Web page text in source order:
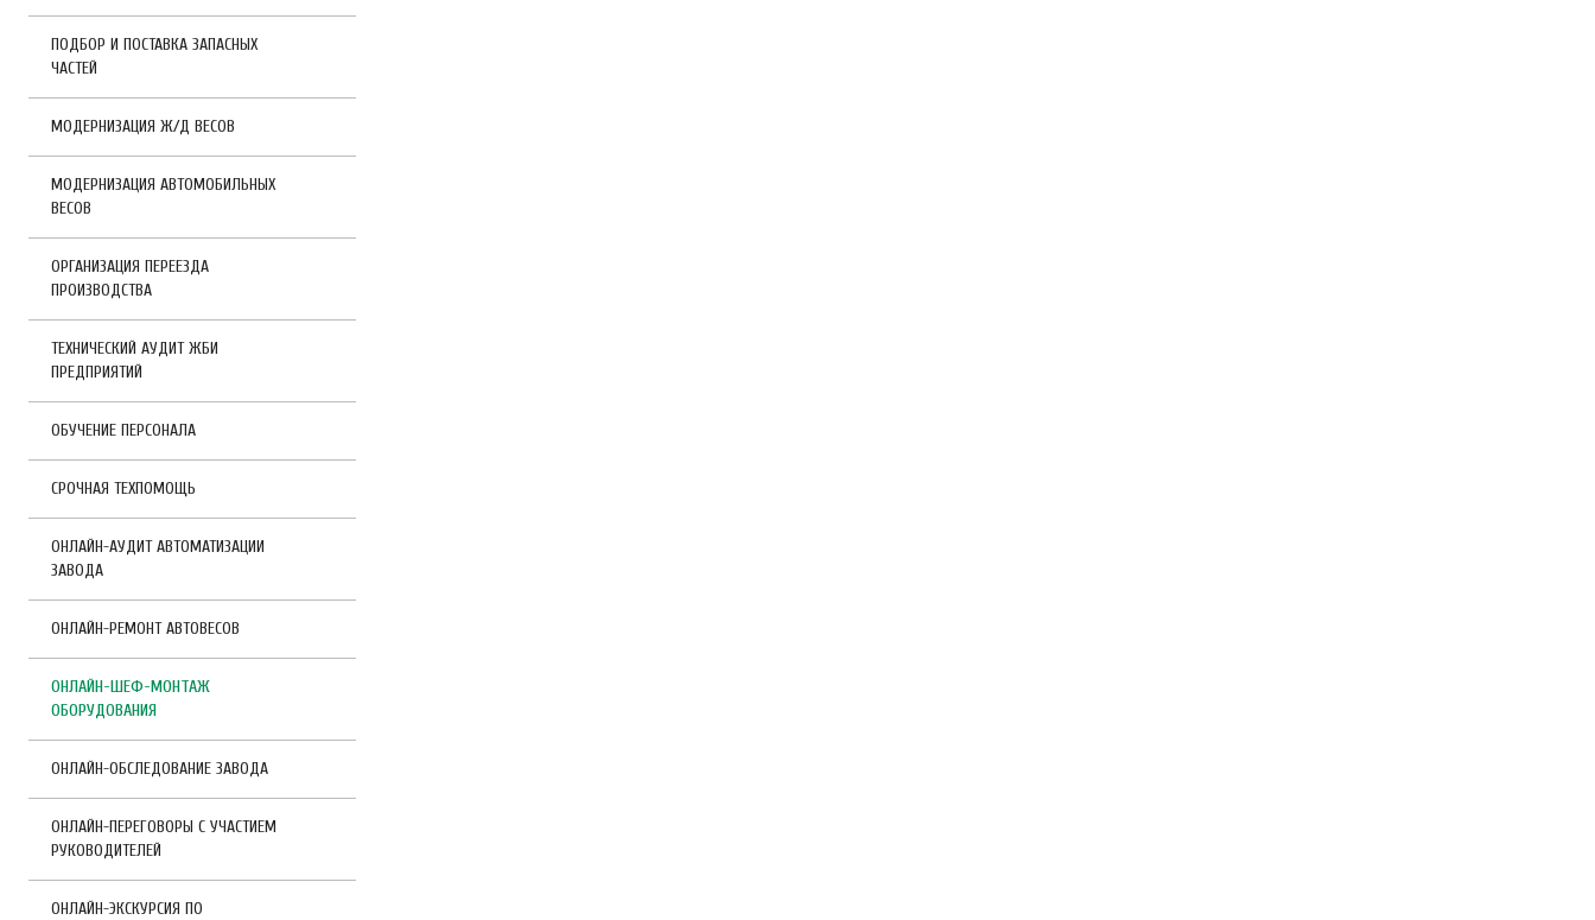
ПОДБОР И ПОСТАВКА ЗАПАСНЫХ
ЧАСТЕЙ
МОДЕРНИЗАЦИЯ Ж/Д ВЕСОВ
МОДЕРНИЗАЦИЯ АВТОМОБИЛЬНЫХ
ВЕСОВ
ОРГАНИЗАЦИЯ ПЕРЕЕЗДА
ПРОИЗВОДСТВА
ТЕХНИЧЕСКИЙ АУДИТ ЖБИ
ПРЕДПРИЯТИЙ
ОБУЧЕНИЕ ПЕРСОНАЛА
СРОЧНАЯ ТЕХПОМОЩЬ
ОНЛАЙН-АУДИТ АВТОМАТИЗАЦИИ
ЗАВОДА
ОНЛАЙН-РЕМОНТ АВТОВЕСОВ
ОНЛАЙН-ШЕФ-МОНТАЖ
ОБОРУДОВАНИЯ
ОНЛАЙН-ОБСЛЕДОВАНИЕ ЗАВОДА
ОНЛАЙН-ПЕРЕГОВОРЫ С УЧАСТИЕМ
РУКОВОДИТЕЛЕЙ
ОНЛАЙН-ЭКСКУРСИЯ ПО